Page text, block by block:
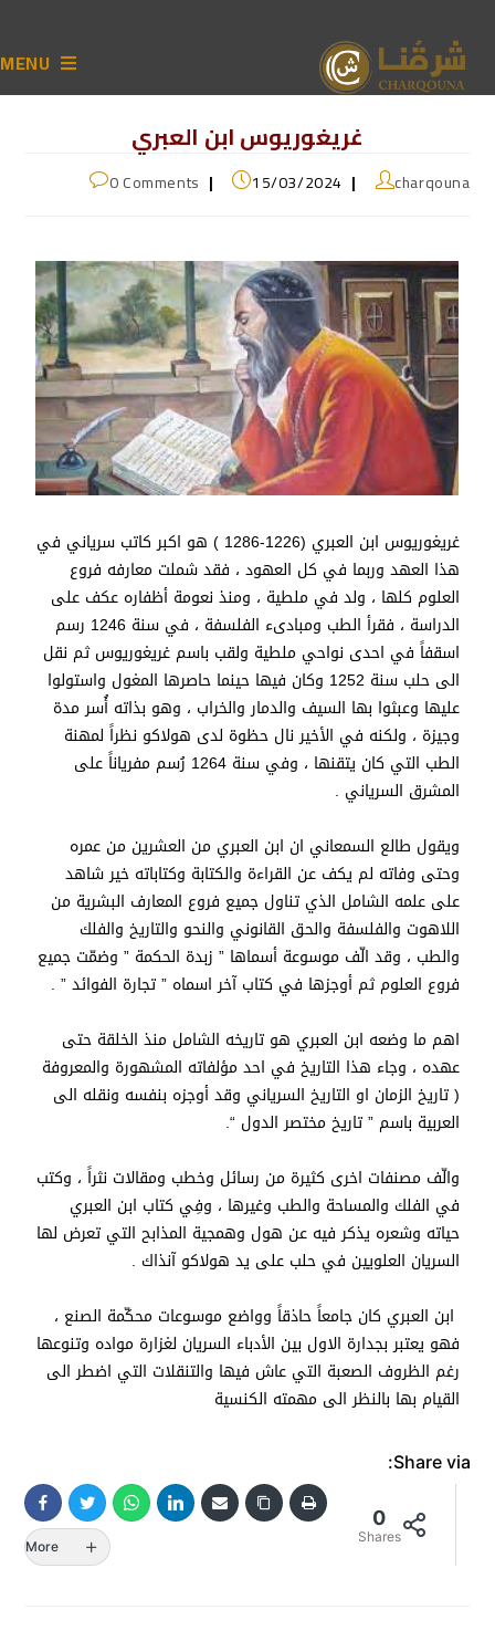
MENU
غريغوريوس ابن العبري
charqouna
15/03/2024
0 Comments
غريغوريوس ابن العبري (1226-1286 ) هو اكبر كاتب سرياني في
هذا العهد وربما في كل العهود ، فقد شملت معارفه فروع
العلوم كلها ، ولد في ملطية ، ومنذ نعومة أظفاره عكف على
الدراسة ، فقرأ الطب ومبادىء الفلسفة ، في سنة 1246 رسم
اسقفاً في احدى نواحي ملطية ولقب باسم غريغوريوس ثم نقل
الى حلب سنة 1252 وكان فيها حينما حاصرها المغول واستولوا
عليها وعبثوا بها السيف والدمار والخراب ، وهو بذاته أُسر مدة
وجيزة ، ولكنه في الأخير نال حظوة لدى هولاكو نظراً لمهنة
الطب التي كان يتقنها ، وفي سنة 1264 رُسم مفرياناً على
المشرق السرياني .
ويقول طالع السمعاني ان ابن العبري من العشرين من عمره
وحتى وفاته لم يكف عن القراءة والكتابة وكتاباته خير شاهد
على علمه الشامل الذي تناول جميع فروع المعارف البشرية من
اللاهوت والفلسفة والحق القانوني والنحو والتاريخ والفلك
والطب ، وقد الّف موسوعة أسماها ” زبدة الحكمة ” وضمّت جميع
فروع العلوم ثم أوجزها في كتاب آخر اسماه ” تجارة الفوائد ” .
اهم ما وضعه ابن العبري هو تاريخه الشامل منذ الخلقة حتى
عهده ، وجاء هذا التاريخ في احد مؤلفاته المشهورة والمعروفة
( تاريخ الزمان او التاريخ السرياني وقد أوجزه بنفسه ونقله الى
العربية باسم ” تاريخ مختصر الدول “.
والّف مصنفات اخرى كثيرة من رسائل وخطب ومقالات نثراً ، وكتب
في الفلك والمساحة والطب وغيرها ، وفِي كتاب ابن العبري
حياته وشعره يذكر فيه عن هول وهمجية المذابح التي تعرض لها
السريان العلويين في حلب على يد هولاكو آنذاك .
ابن العبري كان جامعاً حاذقاً وواضع موسوعات محكّمة الصنع ،
فهو يعتبر بجدارة الاول بين الأدباء السريان لغزارة مواده وتنوعها
رغم الظروف الصعبة التي عاش فيها والتنقلات التي اضطر الى
القيام بها بالنظر الى مهمته الكنسية
Share via:
0
Shares
More